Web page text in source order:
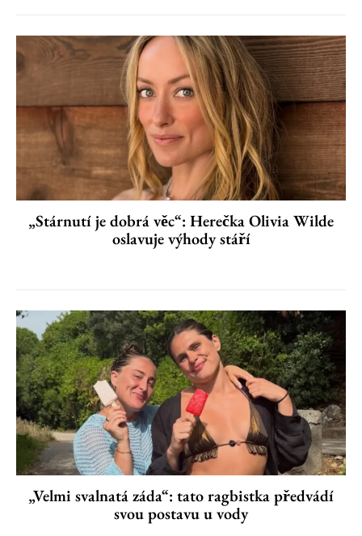
„Stárnutí je dobrá věc“: Herečka Olivia Wilde
oslavuje výhody stáří
„Velmi svalnatá záda“: tato ragbistka předvádí
svou postavu u vody